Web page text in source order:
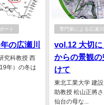
ート
の広瀬川
究科教授 西
年）の冬は
専門家による広瀬
vol.12 大切に
からの景観の
けて
東北工業大学 建
助教授 松山正將
仙台の母な...